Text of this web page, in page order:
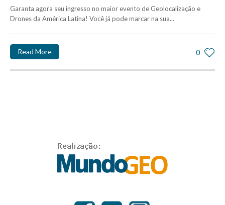
Garanta agora seu ingresso no maior evento de Geolocalização e
Drones da América Latina! Você já pode marcar na sua...
0
Read More